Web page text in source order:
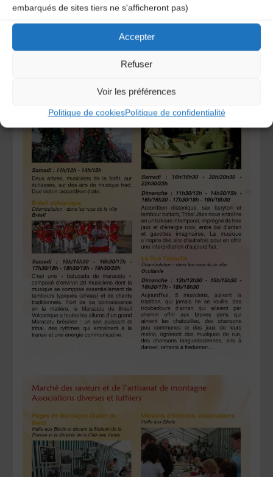
embarqués de sites tiers ne s'afficheront pas)
Accepter
Refuser
Voir les préférences
Politique de cookiesPolitique de confidentialité